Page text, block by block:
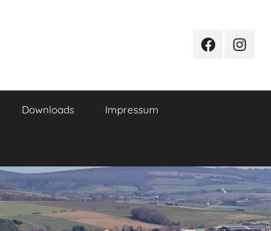
Facebook
Downloads Impressum